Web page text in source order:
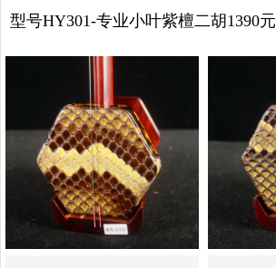
型号HY301-专业小叶紫檀二胡1390元